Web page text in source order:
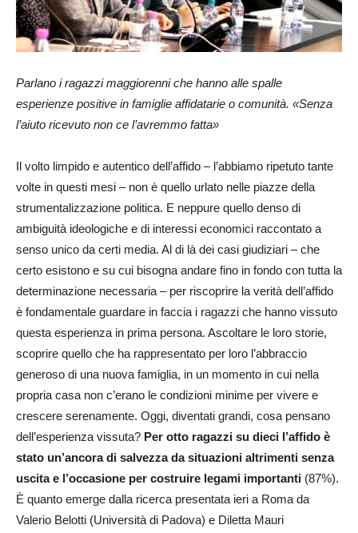
Parlano i ragazzi maggiorenni che hanno alle spalle
esperienze positive in famiglie affidatarie o comunità. «Senza
l’aiuto ricevuto non ce l’avremmo fatta»
Il volto limpido e autentico dell’affido – l’abbiamo ripetuto tante
volte in questi mesi – non è quello urlato nelle piazze della
strumentalizzazione politica. E neppure quello denso di
ambiguità ideologiche e di interessi economici raccontato a
senso unico da certi media. Al di là dei casi giudiziari – che
certo esistono e su cui bisogna andare fino in fondo con tutta la
determinazione necessaria – per riscoprire la verità dell’affido
è fondamentale guardare in faccia i ragazzi che hanno vissuto
questa esperienza in prima persona. Ascoltare le loro storie,
scoprire quello che ha rappresentato per loro l’abbraccio
generoso di una nuova famiglia, in un momento in cui nella
propria casa non c’erano le condizioni minime per vivere e
crescere serenamente. Oggi, diventati grandi, cosa pensano
dell’esperienza vissuta? Per otto ragazzi su dieci l’affido è
stato un’ancora di salvezza da situazioni altrimenti senza
uscita e l’occasione per costruire legami importanti (87%).
È quanto emerge dalla ricerca presentata ieri a Roma da
Valerio Belotti (Università di Padova) e Diletta Mauri